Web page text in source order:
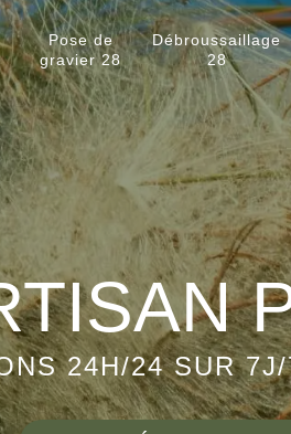
Pose de
gravier 28
Débroussaillage
28
24H/24 SUR